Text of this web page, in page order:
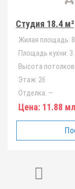
Студия 18.4 м²
Жилая площадь:
Площадь кухни:
Высота потолков:
Этаж: 26
Отделка: —
Цена: 11.88